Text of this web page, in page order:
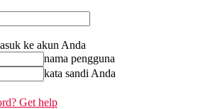
ke akun Anda
nama pengguna
kata sandi Anda
Get help